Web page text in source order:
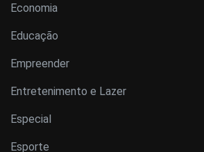
Economia
Educação
Empreender
Entretenimento e Lazer
Especial
Esporte